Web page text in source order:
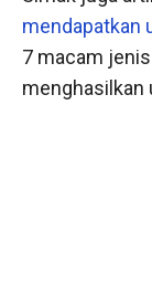
mendapatkan
7 macam jenis
menghasilkan